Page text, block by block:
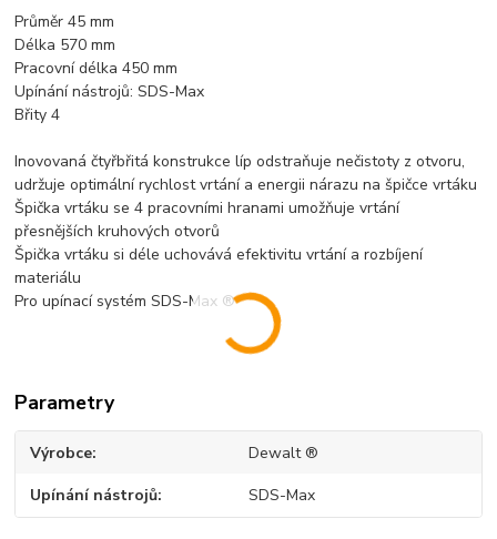
Průměr 45 mm
Délka 570 mm
Pracovní délka 450 mm
Upínání nástrojů: SDS-Max
Břity 4
Inovovaná čtyřbřitá konstrukce líp odstraňuje nečistoty z otvoru,
udržuje optimální rychlost vrtání a energii nárazu na špičce vrtáku
Špička vrtáku se 4 pracovními hranami umožňuje vrtání
přesnějších kruhových otvorů
Špička vrtáku si déle uchovává efektivitu vrtání a rozbíjení
materiálu
Pro upínací systém SDS-Max ®
Parametry
Výrobce Dewalt ®
Upínání nástrojů SDS-Max